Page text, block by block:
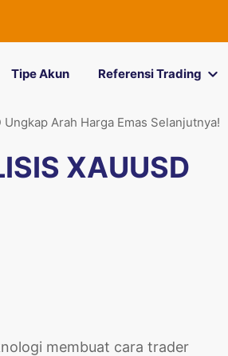
Tipe Akun Referensi Trading
Arah Harga Emas Selanjutnya!
XAUUSD
membuat cara trader